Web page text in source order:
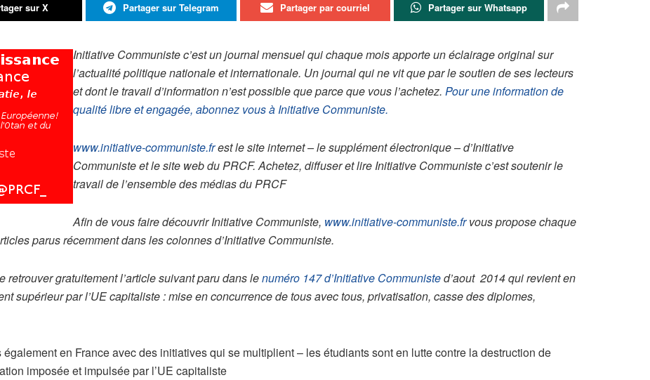
sur X Partager sur Telegram Partager par courriel Partager sur Whatsapp
Initiative Communiste c’est un journal mensuel qui chaque mois apporte un éclairage original sur
l’actualité politique nationale et internationale. Un journal qui ne vit que par le soutien de ses lecteurs
et dont le travail d’information n’est possible que parce que vous l’achetez. Pour une information de
qualité libre et engagée, abonnez vous à Initiative Communiste.
www.initiative-communiste.frest le site internet – le supplément électronique – d’Initiative
Communiste et le site web du PRCF. Achetez, diffuser et lire Initiative Communiste c’est soutenir le
travail de l’ensemble des médias du PRCF
Afin de vous faire découvrir Initiative Communiste, www.initiative-communiste.frvous propose chaque
parus récemment dans les colonnes d’Initiative Communiste.
gratuitement l’article suivant paru dans lenuméro 147 d’Initiative Communisted’aout 2014 qui revient en
supérieur par l’UE capitaliste : mise en concurrence de tous avec tous, privatisation, casse des diplomes,
en France avec des initiatives qui se multiplient – les étudiants sont en lutte contre la destruction de
imposée et impulsée par l’UE capitaliste